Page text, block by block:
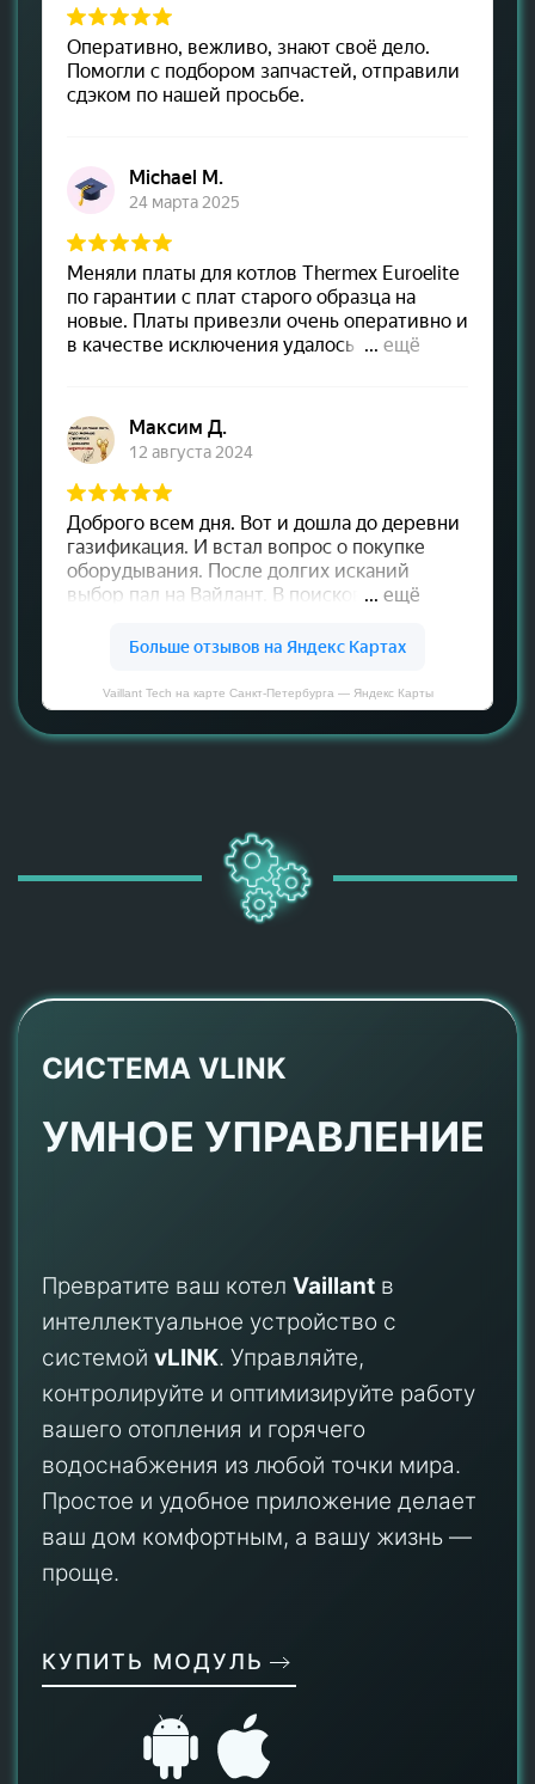
Vaillant Tech на карте Санкт‑Петербурга — Яндекс Карты
СИСТЕМА VLINK
УМНОЕ УПРАВЛЕНИЕ
Превратите ваш котел Vaillant в
интеллектуальное устройство с
системой vLINK. Управляйте,
контролируйте и оптимизируйте работу
вашего отопления и горячего
водоснабжения из любой точки мира.
Простое и удобное приложение делает
ваш дом комфортным, а вашу жизнь —
проще.
КУПИТЬ МОДУЛЬ